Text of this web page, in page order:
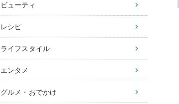
ビューティ
レシピ
ライフスタイル
エンタメ
グルメ・おでかけ